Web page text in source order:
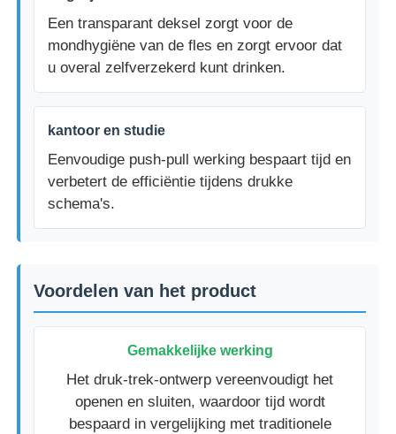
Kosmetische Rolfles
Cosmetische crèmepot
plastic dop
Links-rechts vergrendelingspomp
Clip Lock Lotion Pump
Een transparant deksel zorgt voor de
mondhygiëne van de fles en zorgt ervoor dat
u overal zelfverzekerd kunt drinken.
kantoor en studie
Eenvoudige push-pull werking bespaart tijd en
verbetert de efficiëntie tijdens drukke
schema's.
Voordelen van het product
Gemakkelijke werking
Het druk-trek-ontwerp vereenvoudigt het
openen en sluiten, waardoor tijd wordt
bespaard in vergelijking met traditionele